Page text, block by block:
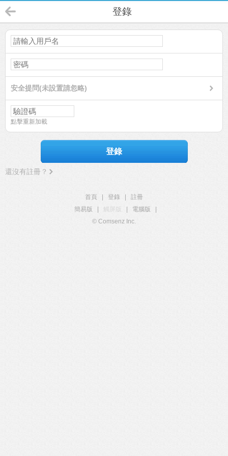
登錄
安全提問(未設置請忽略)
點擊重新加載
登錄
還沒有註冊？
首頁 登錄
註冊
簡易版
觸屏版 電腦版
© Comsenz Inc.